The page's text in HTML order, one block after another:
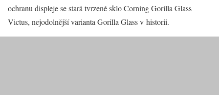
ochranu displeje se stará tvrzené sklo Corning Gorilla Glass
Victus, nejodolnější varianta Gorilla Glass v historii.